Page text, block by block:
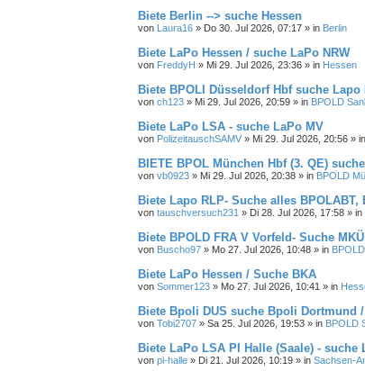
Biete Berlin --> suche Hessen
von Laura16 » Do 30. Jul 2026, 07:17 » in Berlin
Biete LaPo Hessen / suche LaPo NRW
von FreddyH » Mi 29. Jul 2026, 23:36 » in Hessen
Biete BPOLI Düsseldorf Hbf suche Lapo
von ch123 » Mi 29. Jul 2026, 20:59 » in BPOLD
Biete LaPo LSA - suche LaPo MV
von PolizeitauschSAMV » Mi 29. Jul 2026, 20:56 » in
BIETE BPOL München Hbf (3. QE)
von vb0923 » Mi 29. Jul 2026, 20:38 » in BPOLD
Biete Lapo RLP- Suche alles BPOLABT,
von tauschversuch231 » Di 28. Jul 2026, 17:58 » in
Biete BPOLD FRA V Vorfeld- Suche
von Buscho97 » Mo 27. Jul 2026, 10:48 » in
Biete LaPo Hessen / Suche BKA
von Sommer123 » Mo 27. Jul 2026, 10:41 » in
Biete Bpoli DUS suche Bpoli
von Tobi2707 » Sa 25. Jul 2026, 19:53 » in BPOLD
Biete LaPo LSA PI Halle (Saale) - suche
von pi-halle » Di 21. Jul 2026, 10:19 » in Sachsen-